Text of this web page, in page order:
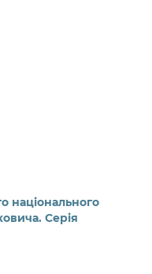
національного
Серія